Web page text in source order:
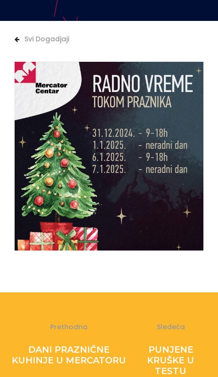
Svi Dogadjaji
Prethodna
DANI PRAZNIČNE
KUHINJE U MERCATORU
Sledeća
PUNJENE
KRUŠKE U
TESTU